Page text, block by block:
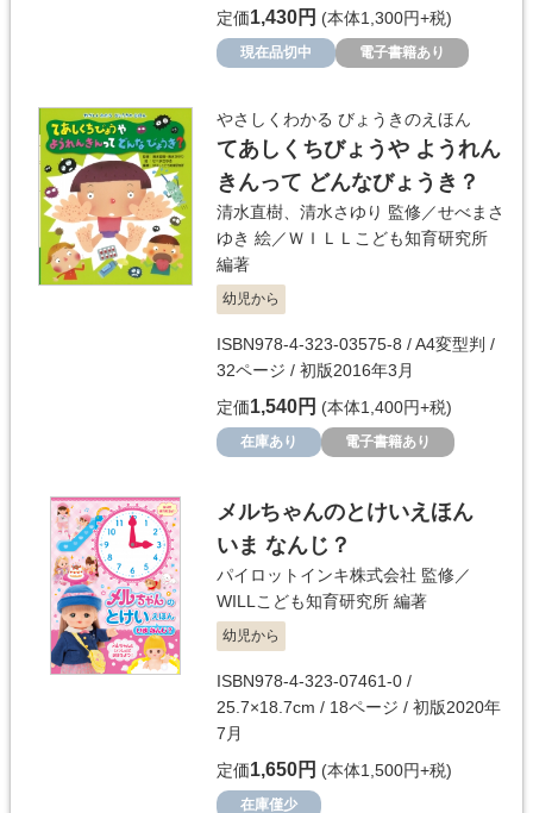
定価1,430円 (本体1,300円+税)
現在品切中 電子書籍あり
やさしくわかる びょうきのえほん
てあしくちびょうや ようれん
きんって どんなびょうき？
清水直樹 清水さゆり 監修／せべまさ
ゆき 絵／ＷＩＬＬこども知育研究所
編著
幼児から
ISBN978-4-323-03575-8 / A4変型判 /
32ページ / 初版2016年3月
定価1,540円 (本体1,400円+税)
在庫あり 電子書籍あり
メルちゃんのとけいえほん
いま なんじ？
パイロットインキ株式会社 監修／
WILLこども知育研究所 編著
幼児から
ISBN978-4-323-07461-0 /
25.7×18.7cm / 18ページ / 初版2020年
7月
定価1,650円 (本体1,500円+税)
在庫僅少